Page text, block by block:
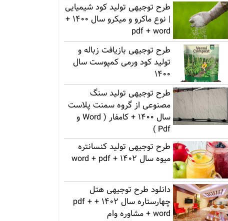
طرح توجیهی تولید کود شیمیایی
| نوع ماکرو و میکرو سال 1400 +
pdf + word
طرح توجیهی بازیافت زباله و
تولید کود ورمی کمپوست سال
1400
طرح توجیهی تولید سنگ
مصنوعی از گروه سمنت پلاست
سال 1400 + کامفار ( Word و
Pdf )
طرح توجیهی تولید کنسانتره
میوه سال 1402 + word + pdf
دانلود طرح توجیهی هتل
چهارستاره سال 1402 + pdf +
word + مشاوره وام